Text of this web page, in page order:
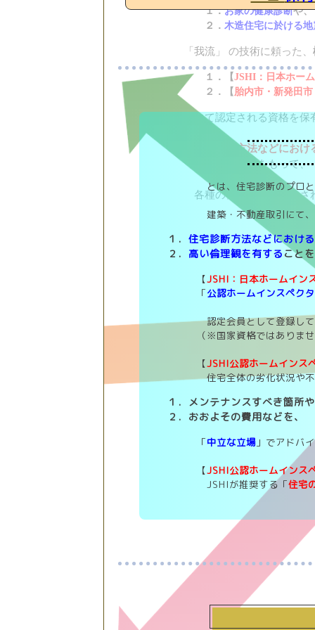
１．お家の健康診断や、
２． 木造住宅に於ける地
「我流」 の技術に頼った、
１．【JSHI：日本ホー
２．【胎内市・新発田市
にて認定される資格を保
住宅診断方法などにお
【
】をもって、
各種の検査をご希望とさ
とは、住宅診断のプロと
建築・不動産取引にて、
１．住宅診断方法などにおけ
２． 高い倫理観を有する こと
【JSHI：日本ホームイン
「公認ホームインスペク
認定会員として登録して
（※国家資格ではありま
【JSHI公認ホームインス
住宅全体の劣化状況や不
１．メンテナンスすべき箇所や
２．おおよその費用などを、
「中立な立場 」でアドバ
【JSHI公認ホームインス
JSHIが推奨する「住宅